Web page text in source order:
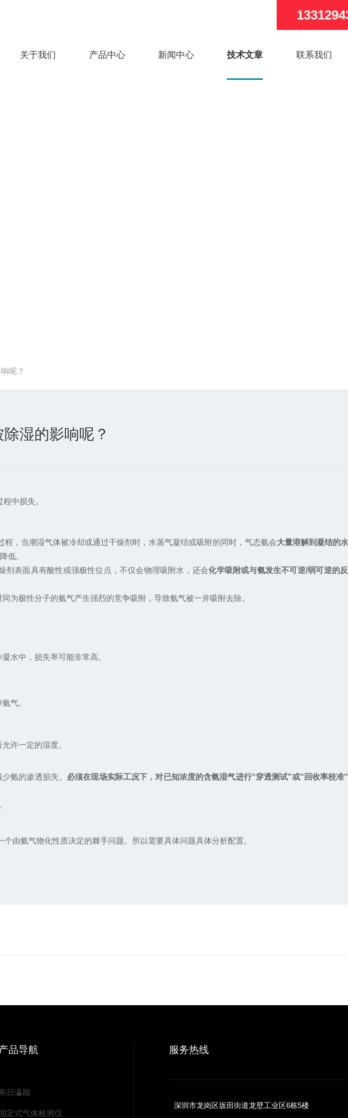
关于我们 产品中心 新闻中心 技术文章 联系我们
呢？
湿的影响呢？
中损失。
，当潮湿气体被冷却或通过干燥剂时，水蒸气凝结或吸附的同时，气态氨会大量溶解到凝结的
低。
剂表面具有酸性或强极性位点，不仅会物理吸附水，还会化学吸附或与氨发生不可逆/弱可逆的
为极性分子的氨气产生强烈的竞争吸附，导致氨气被一并吸附去除。
水中，损失率可能非常高。
气。
许一定的湿度。
氨的渗透损失。 必须在现场实际工况下，对已知浓度的含氨湿气进行“穿透测试"或“回收率校准"
个由氨气物化性质决定的棘手问题。所以需要具体问题具体分析配置。
品导航
日瀛能
固定式气体检测仪
服务热线
深圳市龙岗区坂田街道龙壁工业区6栋5楼